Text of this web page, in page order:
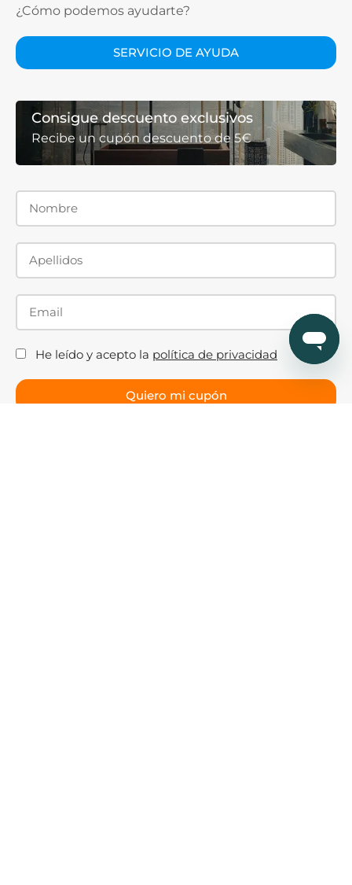
¿Cómo podemos ayudarte?
SERVICIO DE AYUDA
Consigue descuento exclusivos
Recibe un cupón descuento de 5€
He leído y acepto la política de privacidad